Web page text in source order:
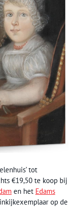
tot
€19,50 te koop bij
en het Edams
op de